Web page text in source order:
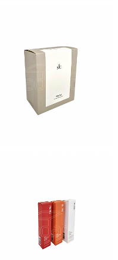
수수커피 드립백
메이미르 립글로즈 3종